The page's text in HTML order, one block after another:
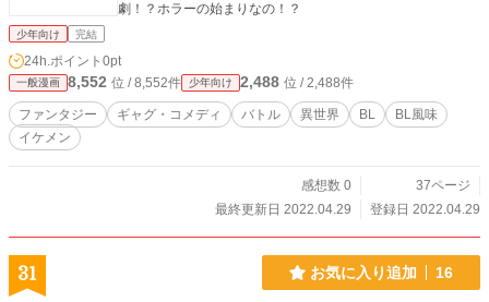
劇！？ホラーの始まりなの！？
少年向け 完結
24h.ポイント 0pt
一般漫画 8,552 位 / 8,552件 少年向け 2,488 位 / 2,488件
ファンタジー ギャグ・コメディ バトル 異世界 BL
BL風味
イケメン
感想数 0
37ページ
最終更新日 2022.04.29
登録日 2022.04.29
31 お気に入り追加 16